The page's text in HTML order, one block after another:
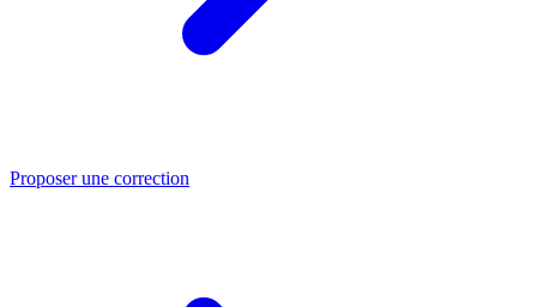
Proposer une correction